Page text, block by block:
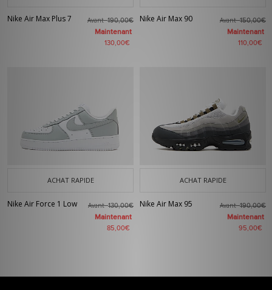
Nike Air Max Plus 7 Avant190,00€
Maintenant
130,00€
Nike Air Max 90 Avant150,00€
Maintenant
110,00€
ACHAT RAPIDE
Nike Air Force 1 Low Avant130,00€
Maintenant
85,00€
ACHAT RAPIDE
Nike Air Max 95 Avant190,00€
Maintenant
95,00€